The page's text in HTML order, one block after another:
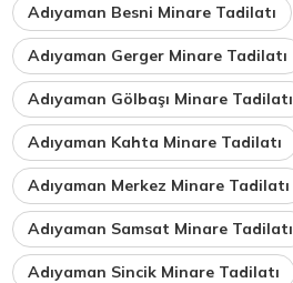
Adıyaman Besni Minare Tadilatı
Adıyaman Gerger Minare Tadilatı
Adıyaman Gölbaşı Minare Tadilatı
Adıyaman Kahta Minare Tadilatı
Adıyaman Merkez Minare Tadilatı
Adıyaman Samsat Minare Tadilatı
Adıyaman Sincik Minare Tadilatı